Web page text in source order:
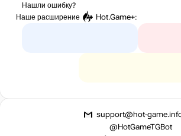
Нашли ошибку?
Наше расширение
Hot.Game+:
support@hot-
@HotGameTGBot